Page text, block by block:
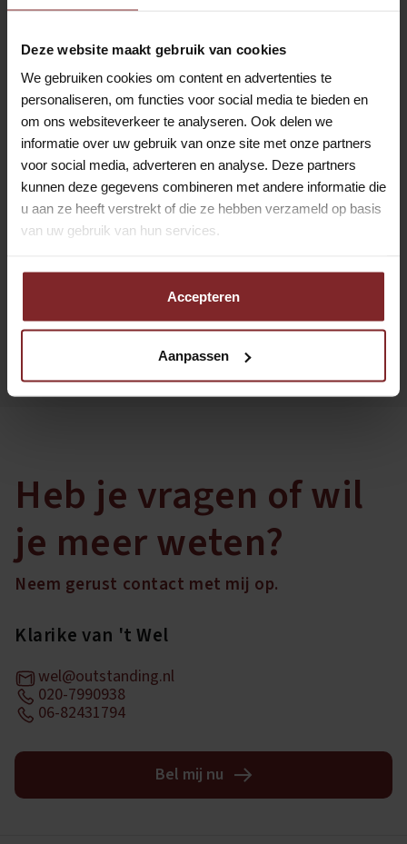
Deze website maakt gebruik van cookies
We gebruiken cookies om content en advertenties te
personaliseren, om functies voor social media te bieden en
om ons websiteverkeer te analyseren. Ook delen we
informatie over uw gebruik van onze site met onze partners
voor social media, adverteren en analyse. Deze partners
kunnen deze gegevens combineren met andere informatie die
u aan ze heeft verstrekt of die ze hebben verzameld op basis
van uw gebruik van hun services.
Accepteren
Aanpassen
Wij moedigen (vroeg)pensioengerechtigden en AOW’ers
van harte aan om te solliciteren.
Enthousiast over de vacature voor Helpende Plus in
Bolsward? Solliciteer vandaag nog! Wil je eerst meer
informatie? Bel of app Klarike van 't Wel op 06-
82431794 of mail naarwel@outstanding.nl
Solliciteer nu
Heb je vragen of wil
je meer weten?
Neem gerust contact met mij op.
Klarike van 't Wel
wel@outstanding.nl
020-7990938
06-82431794
Bel mij nu